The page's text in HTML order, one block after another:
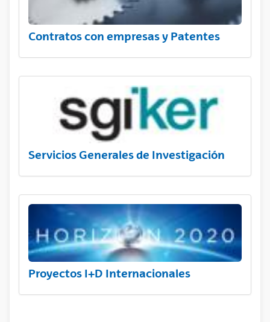
Contratos con empresas y Patentes
Servicios Generales de Investigación
Proyectos I+D Internacionales